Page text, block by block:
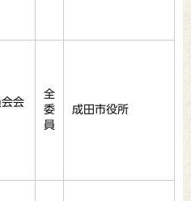
会
全
委
員
成田市役所